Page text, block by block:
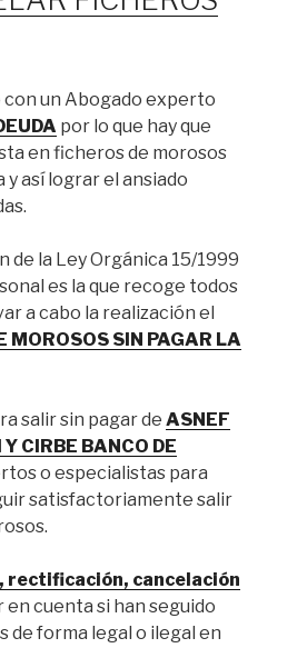
un Abogado experto
por lo que hay que
en ficheros de morosos
así lograr el ansiado
de la Ley Orgánica 15/1999
es la que recoge todos
a cabo la realización el
MOROSOS SIN PAGAR LA
salir sin pagar de ASNEF
CIRBE BANCO DE
o especialistas para
satisfactoriamente salir
rectificación, cancelación
cuenta si han seguido
de forma legal o ilegal en